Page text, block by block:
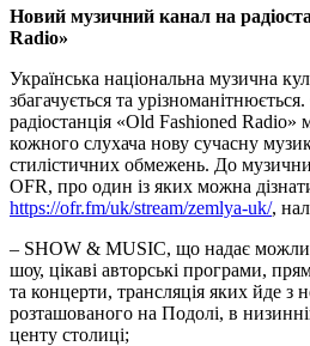
Новий музичний канал на
Radio»
Українська національна музична
збагачується та
радіостанція «Old Fashioned Radio»
кожного слухача нову сучасну
стилістичних обмежень. До
OFR, про один із яких можна
https://ofr.fm/uk/stream/zemlya-uk/,
– SHOW & MUSIC, що надає
шоу, цікаві авторські програми,
та концерти, трансляція яких йде з
розташованого на Подолі, в
центу столиці;